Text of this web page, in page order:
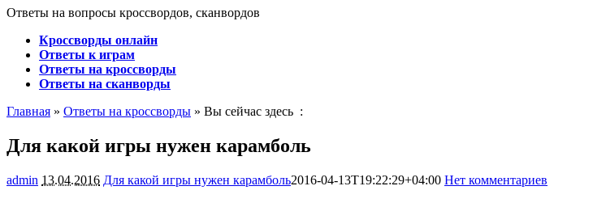
Ответы на вопросы кроссвордов, сканвордов
Кроссворды онлайн
Ответы к играм
Ответы на кроссворды
Ответы на сканворды
Главная » Ответы на кроссворды » Вы сейчас здесь :
Для какой игры нужен карамболь
admin 13.04.2016 Для какой игры нужен карамболь2016-04-13T19:22:29+04:00 Нет комментариев